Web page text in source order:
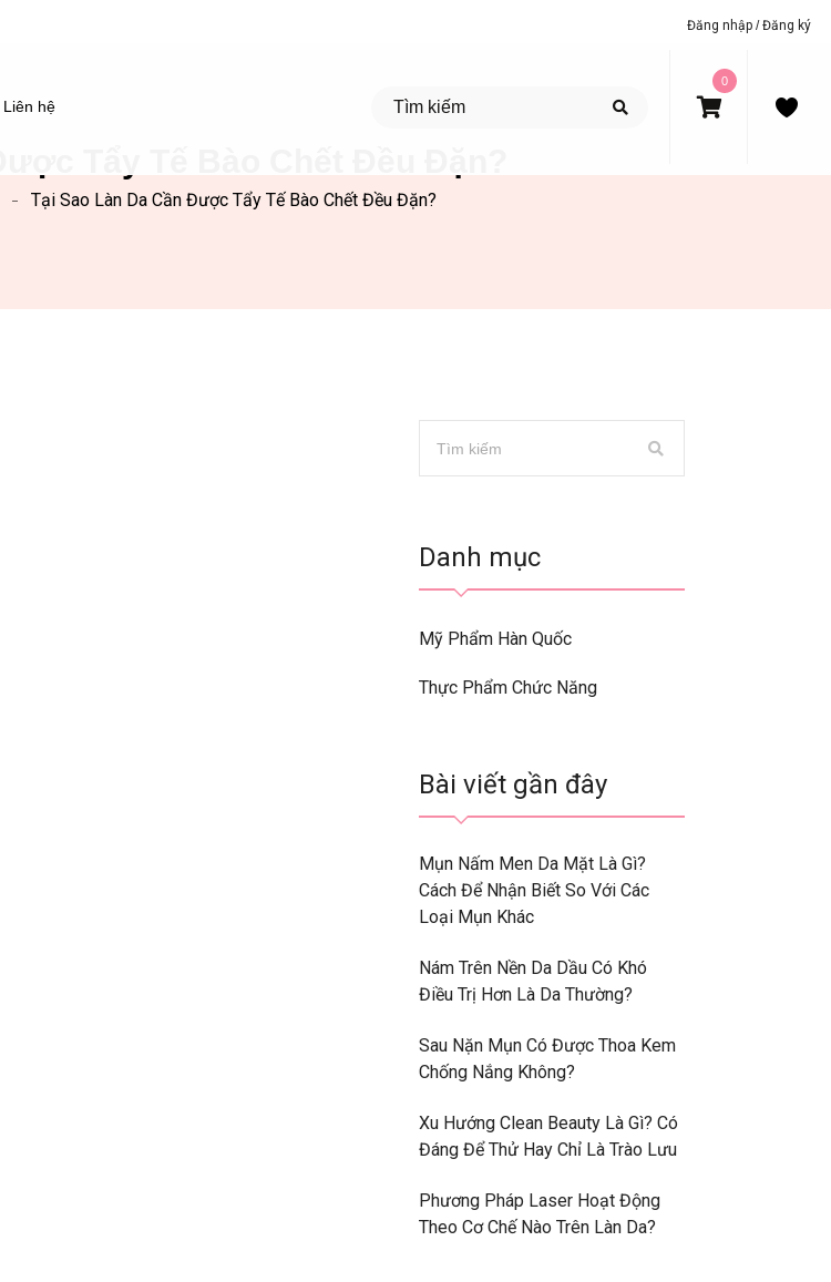
Đăng nhập /Đăng ký
Liên hệ
0
Tại Sao Làn Da Cần Được Tẩy Tế Bào Chết Đều Đặn?
Danh mục
Mỹ Phẩm Hàn Quốc
Thực Phẩm Chức Năng
Bài viết gần đây
Mụn Nấm Men Da Mặt Là Gì?
Cách Để Nhận Biết So Với Các
Loại Mụn Khác
Nám Trên Nền Da Dầu Có Khó
Điều Trị Hơn Là Da Thường?
Sau Nặn Mụn Có Được Thoa Kem
Chống Nắng Không?
Xu Hướng Clean Beauty Là Gì? Có
Đáng Để Thử Hay Chỉ Là Trào Lưu
Phương Pháp Laser Hoạt Động
Theo Cơ Chế Nào Trên Làn Da?